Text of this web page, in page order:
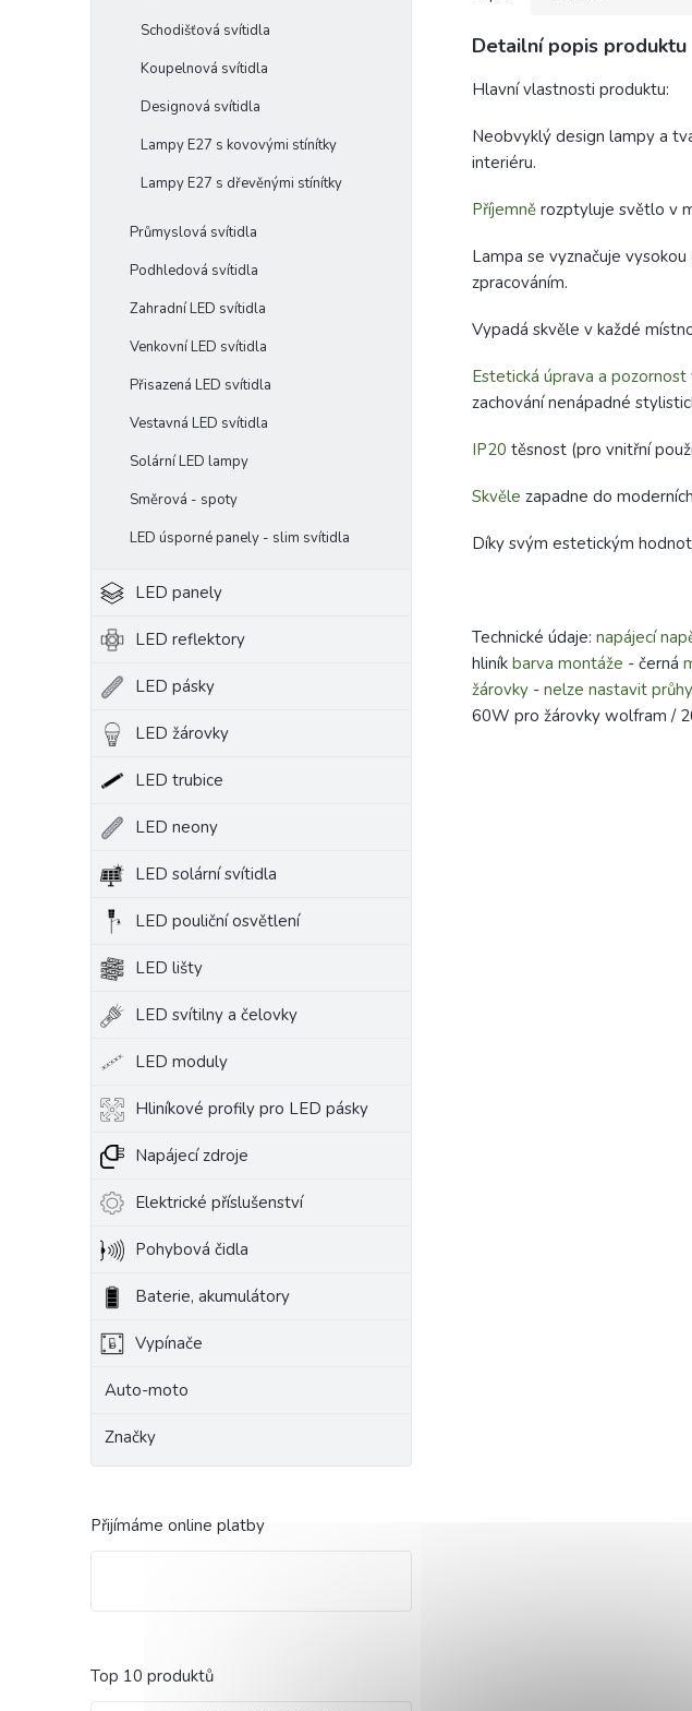
Schodišťová svítidla
Koupelnová svítidla
Designová svítidla
Lampy E27 s kovovými stínítky
Lampy E27 s dřevěnými stínítky
Průmyslová svítidla
Podhledová svítidla
Zahradní LED svítidla
Venkovní LED svítidla
Přisazená LED svítidla
Vestavná LED svítidla
Solární LED lampy
Směrová - spoty
LED úsporné panely - slim svítidla
LED panely
LED reflektory
LED pásky
LED žárovky
LED trubice
LED neony
LED solární svítidla
LED pouliční osvětlení
LED lišty
LED svítilny a čelovky
LED moduly
Hliníkové profily pro LED pásky
Napájecí zdroje
Elektrické příslušenství
Pohybová čidla
Baterie, akumulátory
Vypínače
Auto-moto
Značky
Přijímáme online platby
Top 10 produktů
Detailní popis produktu
Hlavní vlastnosti produktu:
Neobvyklý design lampy a
interiéru.
Příjemně rozptyluje světlo v
Lampa se vyznačuje
zpracováním.
Vypadá skvěle v každé
Estetická úprava a
zachování nenápadné
IP20 těsnost (pro vnitřní
Skvěle zapadne do
Díky svým estetickým
Technické údaje: napájecí
hliník barva montáže - černá
žárovky - nelze nastavit
60W pro žárovky wolfram /